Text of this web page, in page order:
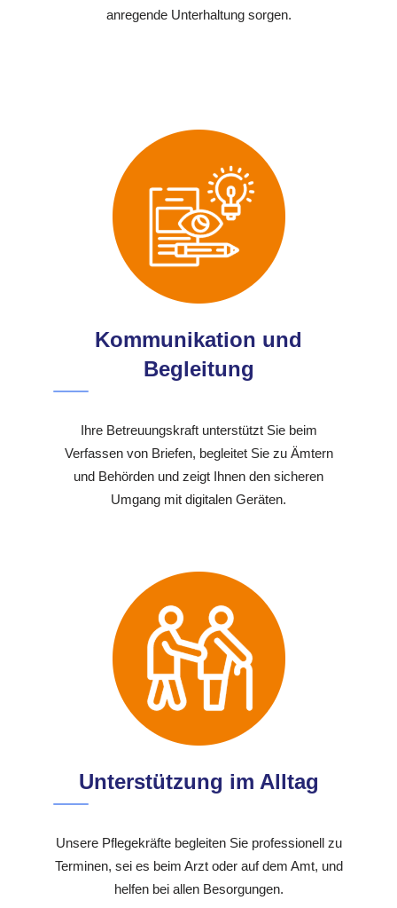
anregende Unterhaltung sorgen.
Kommunikation und
Begleitung
Ihre Betreuungskraft unterstützt Sie beim
Verfassen von Briefen, begleitet Sie zu Ämtern
und Behörden und zeigt Ihnen den sicheren
Umgang mit digitalen Geräten.
Unterstützung im Alltag
Unsere Pflegekräfte begleiten Sie professionell zu
Terminen, sei es beim Arzt oder auf dem Amt, und
helfen bei allen Besorgungen.